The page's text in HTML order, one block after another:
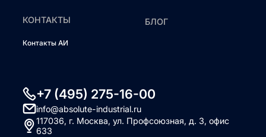
КОНТАКТЫ
Контакты АИ
БЛОГ
+7 (495) 275-16-00
info@absolute-industrial.ru
117036, г. Москва, ул. Профсоюзная, д. 3, офис
633